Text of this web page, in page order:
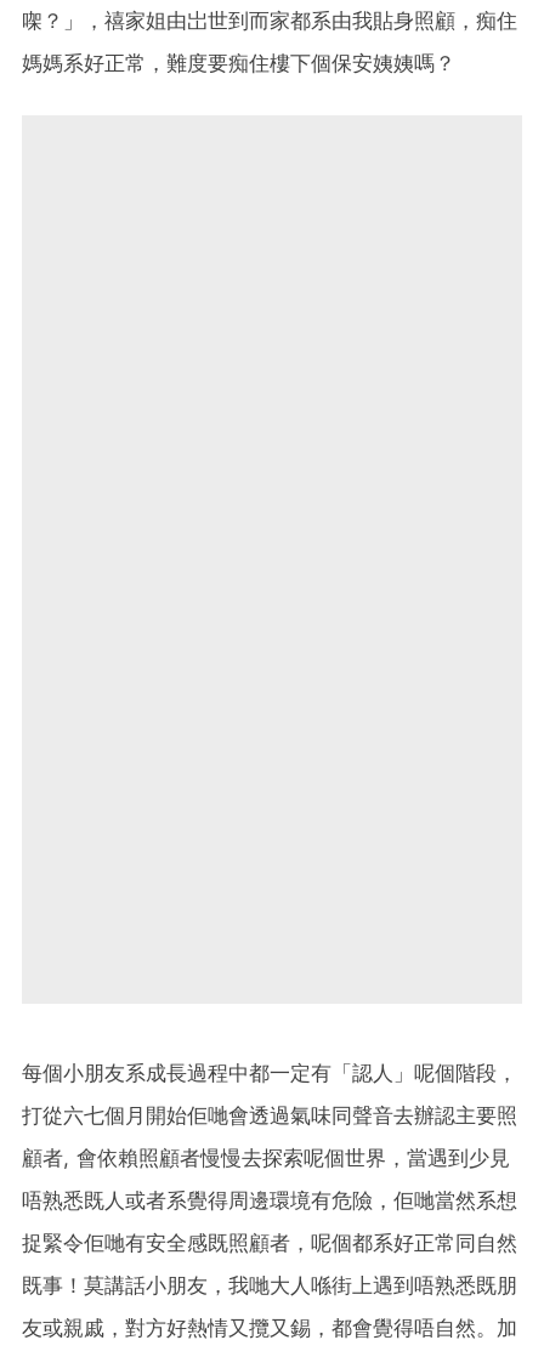
㗎？」，禧家姐由岀世到而家都系由我貼身照顧，痴住
媽媽系好正常，難度要痴住樓下個保安姨姨嗎？
每個小朋友系成長過程中都一定有「認人」呢個階段，
打從六七個月開始佢哋會透過氣味同聲音去辦認主要照
顧者, 會依賴照顧者慢慢去探索呢個世界，當遇到少見
唔熟悉既人或者系覺得周邊環境有危險，佢哋當然系想
捉緊令佢哋有安全感既照顧者，呢個都系好正常同自然
既事！莫講話小朋友，我哋大人喺街上遇到唔熟悉既朋
友或親戚，對方好熱情又攬又錫，都會覺得唔自然。加